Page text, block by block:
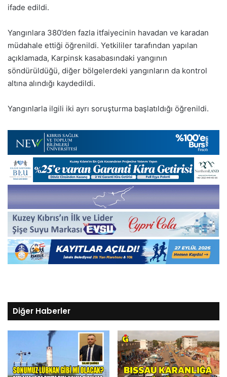
ifade edildi.
Yangınlara 380’den fazla itfaiyecinin havadan ve karadan
müdahale ettiği öğrenildi. Yetkililer tarafından yapılan
açıklamada, Karpinsk kasabasındaki yangının
söndürüldüğü, diğer bölgelerdeki yangınların da kontrol
altına alındığı kaydedildi.
Yangınlarla ilgili iki ayrı soruşturma başlatıldığı öğrenildi.
Diğer Haberler